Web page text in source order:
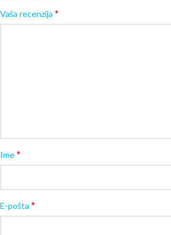
Vaša recenzija *
Ime*
E-pošta *